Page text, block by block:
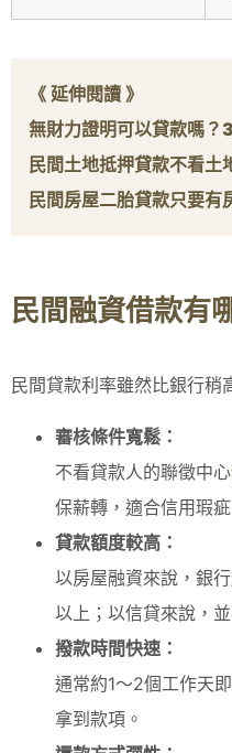
《 延伸閱讀 》
無財力證明可以貸款嗎？3
民間土地抵押貸款不看土
民間房屋二胎貸款只要有
民間融資借款有
民間貸款利率雖然比銀行稍
審核條件寬鬆：
不看貸款人的聯徵中心
保薪轉，適合信用瑕
貸款額度較高：
以房屋融資來說，銀
以上；以信貸來說，
撥款時間快速：
通常約1～2個工作天
拿到款項。